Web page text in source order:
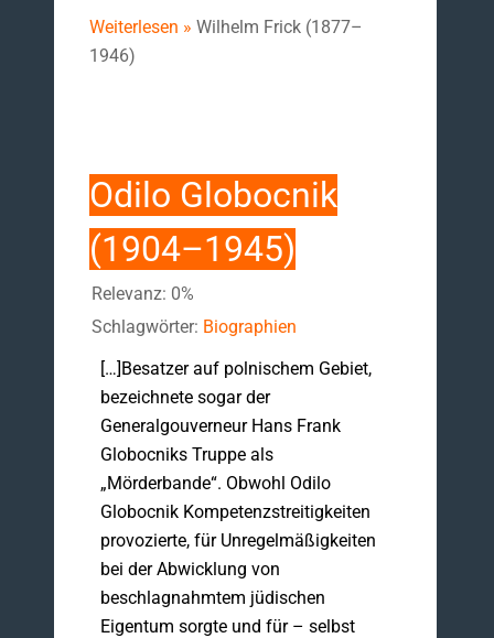
Weiterlesen » Wilhelm Frick (1877–
1946)
Odilo Globocnik
(1904–1945)
Relevanz: 0%
Schlagwörter: Biographien
[…]Besatzer auf polnischem Gebiet,
bezeichnete sogar der
Generalgouverneur Hans Frank
Globocniks Truppe als
„Mörderbande“. Obwohl Odilo
Globocnik Kompetenzstreitigkeiten
provozierte, für Unregelmäßigkeiten
bei der Abwicklung von
beschlagnahmtem jüdischen
Eigentum sorgte und für – selbst